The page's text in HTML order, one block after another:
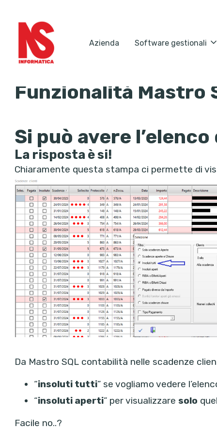
Azienda Software gestionali
Funzionalità Mastro
Si può avere
La risposta è si!
Chiaramente questa stampa ci permette di
Da Mastro SQL contabilità nelle scadenze
“insoluti tutti” se vogliamo vedere
“insoluti aperti” per visualizzare solo
Facile no..?